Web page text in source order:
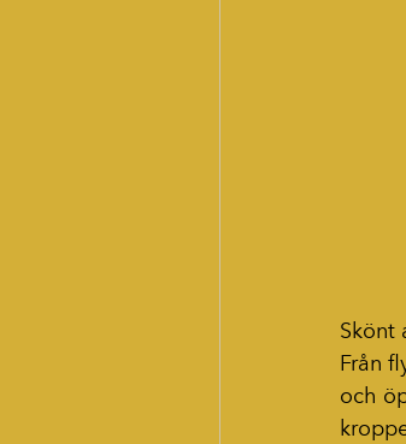
Skönt
Från
och